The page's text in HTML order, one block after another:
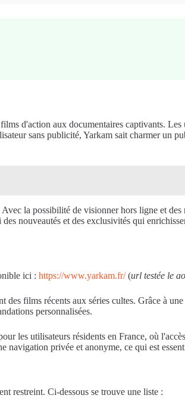
d'action aux documentaires captivants.
sans publicité, Yarkam sait charmer un
la possibilité de visionner hors ligne et
nouveautés et des exclusivités qui
ici : https://www.yarkam.fr/(url testée le
films récents aux séries cultes. Grâce à
personnalisées.
les utilisateurs résidents en France, où
privée et anonyme, ce qui est
restreint. Ci-dessous se trouve une liste :